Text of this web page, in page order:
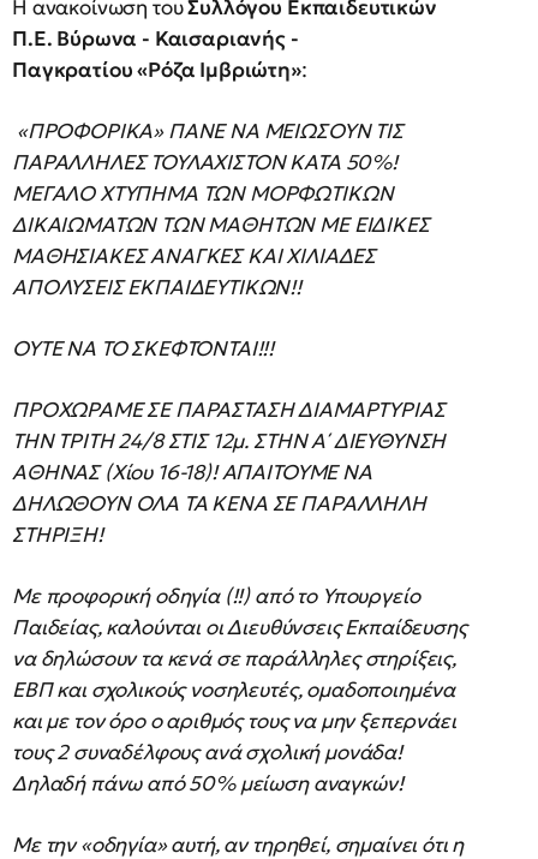
Η ανακοίνωση τουΣυλλόγου Εκπαιδευτικών
Π.Ε. Βύρωνα - Καισαριανής -
Παγκρατίου «Ρόζα Ιμβριώτη»:
«ΠΡΟΦΟΡΙΚΑ» ΠΑΝΕ ΝΑ ΜΕΙΩΣΟΥΝ ΤΙΣ
ΠΑΡΑΛΛΗΛΕΣ ΤΟΥΛΑΧΙΣΤΟΝ ΚΑΤΑ 50%!
ΜΕΓΑΛΟ ΧΤΥΠΗΜΑ ΤΩΝ ΜΟΡΦΩΤΙΚΩΝ
ΔΙΚΑΙΩΜΑΤΩΝ ΤΩΝ ΜΑΘΗΤΩΝ ΜΕ ΕΙΔΙΚΕΣ
ΜΑΘΗΣΙΑΚΕΣ ΑΝΑΓΚΕΣ ΚΑΙ ΧΙΛΙΑΔΕΣ
ΑΠΟΛΥΣΕΙΣ ΕΚΠΑΙΔΕΥΤΙΚΩΝ!!
ΟΥΤΕ ΝΑ ΤΟ ΣΚΕΦΤΟΝΤΑΙ!!!
ΠΡΟΧΩΡΑΜΕ ΣΕ ΠΑΡΑΣΤΑΣΗ ΔΙΑΜΑΡΤΥΡΙΑΣ
ΤΗΝ ΤΡΙΤΗ 24/8 ΣΤΙΣ 12μ. ΣΤΗΝ Α΄ ΔΙΕΥΘΥΝΣΗ
ΑΘΗΝΑΣ (Χίου 16-18)! ΑΠΑΙΤΟΥΜΕ ΝΑ
ΔΗΛΩΘΟΥΝ ΟΛΑ ΤΑ ΚΕΝΑ ΣΕ ΠΑΡΑΛΛΗΛΗ
ΣΤΗΡΙΞΗ!
Με προφορική οδηγία (!!) από το Υπουργείο
Παιδείας, καλούνται οι Διευθύνσεις Εκπαίδευσης
να δηλώσουν τα κενά σε παράλληλες στηρίξεις,
ΕΒΠ και σχολικούς νοσηλευτές, ομαδοποιημένα
και με τον όρο ο αριθμός τους να μην ξεπερνάει
τους 2 συναδέλφους ανά σχολική μονάδα!
Δηλαδή πάνω από 50% μείωση αναγκών!
Με την «οδηγία» αυτή, αν τηρηθεί, σημαίνει ότι η